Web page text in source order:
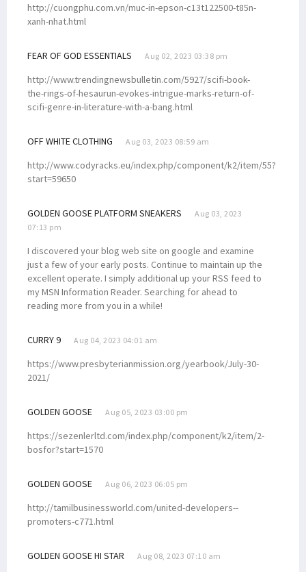
http://cuongphu.com.vn/muc-in-epson-c13t122500-t85n-
xanh-nhat.html
FEAR OF GOD ESSENTIALS Aug 02, 2023 03:38 pm
http://www.trendingnewsbulletin.com/5927/scifi-book-
the-rings-of-hesaurun-evokes-intrigue-marks-return-of-
scifi-genre-in-literature-with-a-bang.html
OFF WHITE CLOTHING Aug 03, 2023 08:59 am
http://www.codyracks.eu/index.php/component/k2/item/55?
start=59650
GOLDEN GOOSE PLATFORM SNEAKERS
Aug 03, 2023
07:13 pm
I discovered your blog web site on google and examine
just a few of your early posts. Continue to maintain up the
excellent operate. I simply additional up your RSS feed to
my MSN Information Reader. Searching for ahead to
reading more from you in a while!
CURRY 9 Aug 04, 2023 04:01 am
https://www.presbyterianmission.org/yearbook/July-30-
2021/
GOLDEN GOOSE Aug 05, 2023 03:00 pm
https://sezenlerltd.com/index.php/component/k2/item/2-
bosfor?start=1570
GOLDEN GOOSE Aug 06, 2023 06:05 pm
http://tamilbusinessworld.com/united-developers--
promoters-c771.html
GOLDEN GOOSE HI STAR Aug 08, 2023 07:10 am